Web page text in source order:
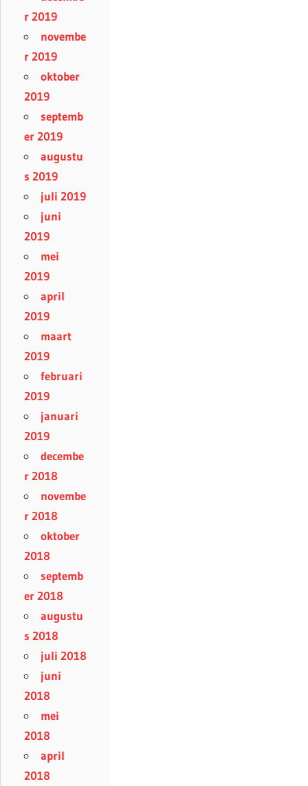
r 2019
novembe
r 2019
oktober
2019
septemb
er 2019
augustu
s 2019
juli 2019
juni
2019
mei
2019
april
2019
maart
2019
februari
2019
januari
2019
decembe
r 2018
novembe
r 2018
oktober
2018
septemb
er 2018
augustu
s 2018
juli 2018
juni
2018
mei
2018
april
2018